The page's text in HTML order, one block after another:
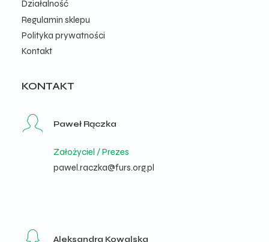
Działalność
Regulamin sklepu
Polityka prywatności
Kontakt
KONTAKT
Paweł Rączka
Założyciel / Prezes
pawel.raczka@furs.org.pl
Aleksandra Kowalska